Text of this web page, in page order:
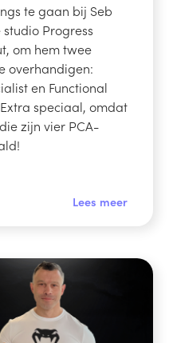
te gaan bij Seb
Progress
om hem twee
overhandigen:
en Functional
speciaal, omdat
zijn vier PCA-
Lees meer